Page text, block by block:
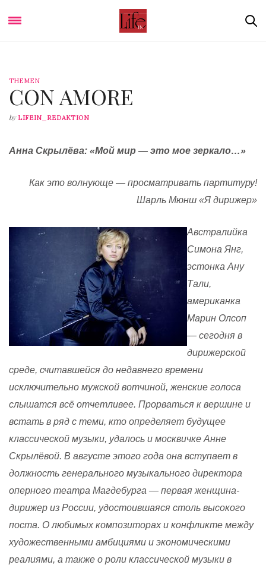
THEMEN
CON AMORE
by LIFEIN_REDAKTION
Анна Скрылёва: «Мой мир — это мое зеркало…»
Как это волнующе — просматривать партитуру!
Шарль Мюнш «Я дирижер»
Австралийка
Симона Янг,
эстонка Ану
Тали,
американка
Марин Олсоп
— сегодня в
дирижерской
среде, считавшейся до недавнего времени
исключительно мужской вотчиной, женские голоса
слышатся всё отчетливее. Прорваться к вершине и
встать в ряд с теми, кто определяет будущее
классической музыки, удалось и москвичке Анне
Скрылёвой. В августе этого года она вступает в
должность генерального музыкального директора
оперного театра Магдебурга — первая женщина-
дирижер из России, удостоившаяся столь высокого
поста. О любимых композиторах и конфликте между
художественными амбициями и экономическими
реалиями, а также о роли классической музыки в